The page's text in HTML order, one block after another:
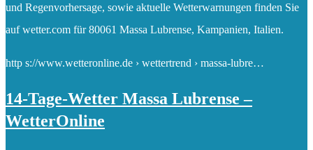
und Regenvorhersage, sowie aktuelle Wetterwarnungen finden Sie
auf wetter.com für 80061 Massa Lubrense, Kampanien, Italien.
http s://www.wetteronline.de › wettertrend › massa-lubre…
14-Tage-Wetter Massa Lubrense –
WetterOnline